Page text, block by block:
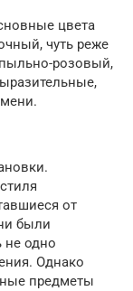
цвета
чуть реже
розовый,
от
были
не одно
Однако
предметы